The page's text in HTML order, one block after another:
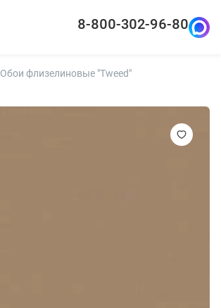
8-800-302-96-80
Обои флизелиновые "Tweed"